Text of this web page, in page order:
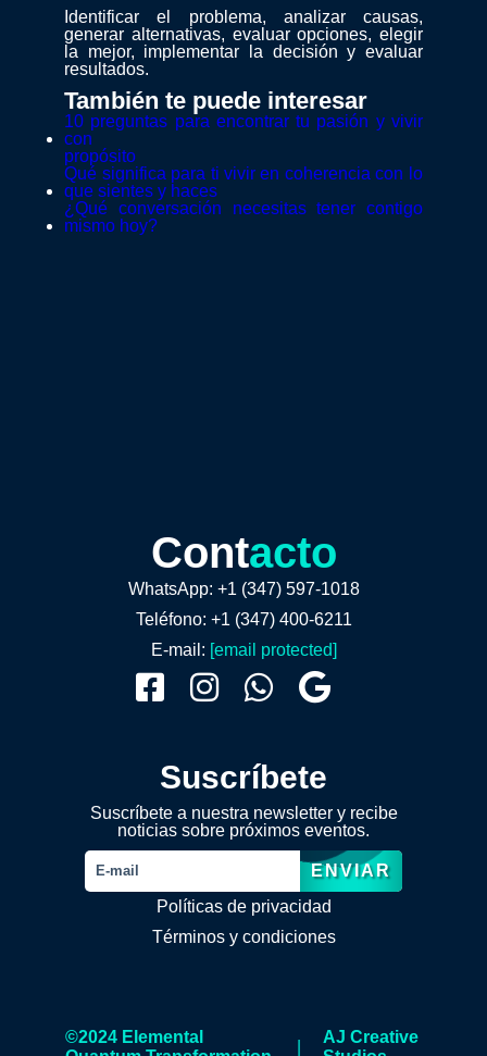
Identificar el problema, analizar causas,
generar alternativas, evaluar opciones, elegir
la mejor, implementar la decisión y evaluar
resultados.
También te puede interesar
10 preguntas para encontrar tu pasión y vivir
con
propósito
Qué significa para ti vivir en coherencia con lo
que sientes y haces
¿Qué conversación necesitas tener contigo
mismo hoy?
Contacto
WhatsApp: +1 (347) 597-1018
Teléfono: +1 (347) 400-6211
E-mail: [email protected]
Suscríbete
Suscríbete a nuestra newsletter y recibe
noticias sobre próximos eventos.
ENVIAR
Políticas de privacidad
Términos y condiciones
©2024 Elemental
AJ Creative